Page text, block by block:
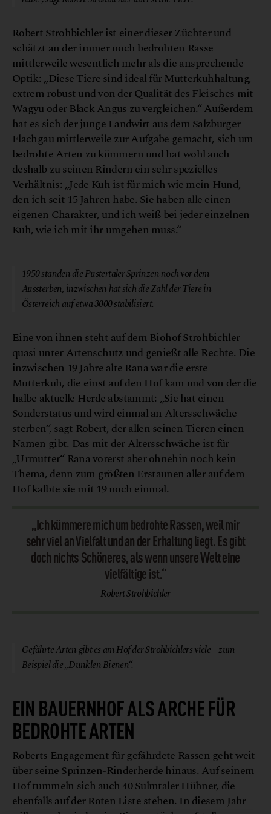
Robert Strohbichler ist einer dieser Züchter und
schätzt an der immer noch bedrohten Rasse
mittlerweile wesentlich mehr als die ansprechende
Optik: „Diese Tiere sind ideal für Mutterkuhhaltung,
extrem robust und von der Qualität des Fleisches mit
Wagyu oder Black Angus zu vergleichen.“ Außerdem
hat es sich der junge Landwirt aus demSalzburger
Flachgau mittlerweile zur Aufgabe gemacht, sich um
bedrohte Arten zu kümmern und hat wohl auch
deshalb zu seinen Rindern ein sehr spezielles
Verhältnis: „Jede Kuh ist für mich wie mein Hund,
den ich seit 15 Jahren habe. Sie haben alle einen
eigenen Charakter, und ich weiß bei jeder einzelnen
Kuh, wie ich mit ihr umgehen muss.“
1950 standen die Pustertaler Sprinzen noch vor dem
Aussterben, inzwischen hat sich die Zahl der Tiere in
Österreich auf etwa 3000 stabilisiert.
Eine von ihnen steht auf dem Biohof Strohbichler
quasi unter Artenschutz und genießt alle Rechte. Die
inzwischen 19 Jahre alte Rana war die erste
Mutterkuh, die einst auf den Hof kam und von der die
halbe aktuelle Herde abstammt: „Sie hat einen
Sonderstatus und wird einmal an Altersschwäche
sterben“, sagt Robert, der allen seinen Tieren einen
Namen gibt. Das mit der Altersschwäche ist für
„Urmutter“ Rana vorerst aber ohnehin noch kein
Thema, denn zum größten Erstaunen aller auf dem
Hof kalbte sie mit 19 noch einmal.
„Ich kümmere mich um bedrohte Rassen, weil mir
sehr viel an Vielfalt und an der Erhaltung liegt. Es gibt
doch nichts Schöneres, als wenn unsere Welt eine
vielfältige ist.“
Robert Strohbichler
Gefährte Arten gibt es am Hof der Strohbichlers viele – zum
Beispiel die „Dunklen Bienen“.
EIN BAUERNHOF ALS ARCHE FÜR
BEDROHTE ARTEN
Roberts Engagement für gefährdete Rassen geht weit
über seine Sprinzen-Rinderherde hinaus. Auf seinem
Hof tummeln sich auch 40 Sulmtaler Hühner, die
ebenfalls auf der Roten Liste stehen. In diesem Jahr